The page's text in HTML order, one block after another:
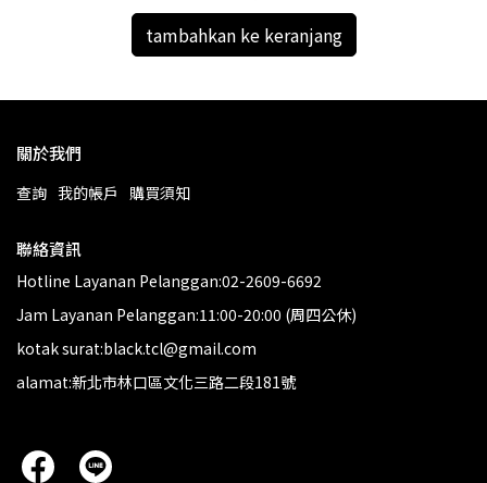
tambahkan ke keranjang
關於我們
查詢 我的帳戶 購買須知
聯絡資訊
Hotline Layanan Pelanggan:02-2609-6692
Jam Layanan Pelanggan:11:00-20:00 (周四公休)
kotak surat:black.tcl@gmail.com
alamat:新北市林口區文化三路二段181號